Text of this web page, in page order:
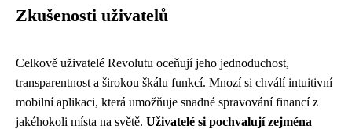
Zkušenosti uživatelů
Celkově uživatelé Revolutu oceňují jeho jednoduchost,
transparentnost a širokou škálu funkcí. Mnozí si chválí intuitivní
mobilní aplikaci, která umožňuje snadné spravování financí z
jakéhokoli místa na světě. Uživatelé si pochvalují zejména